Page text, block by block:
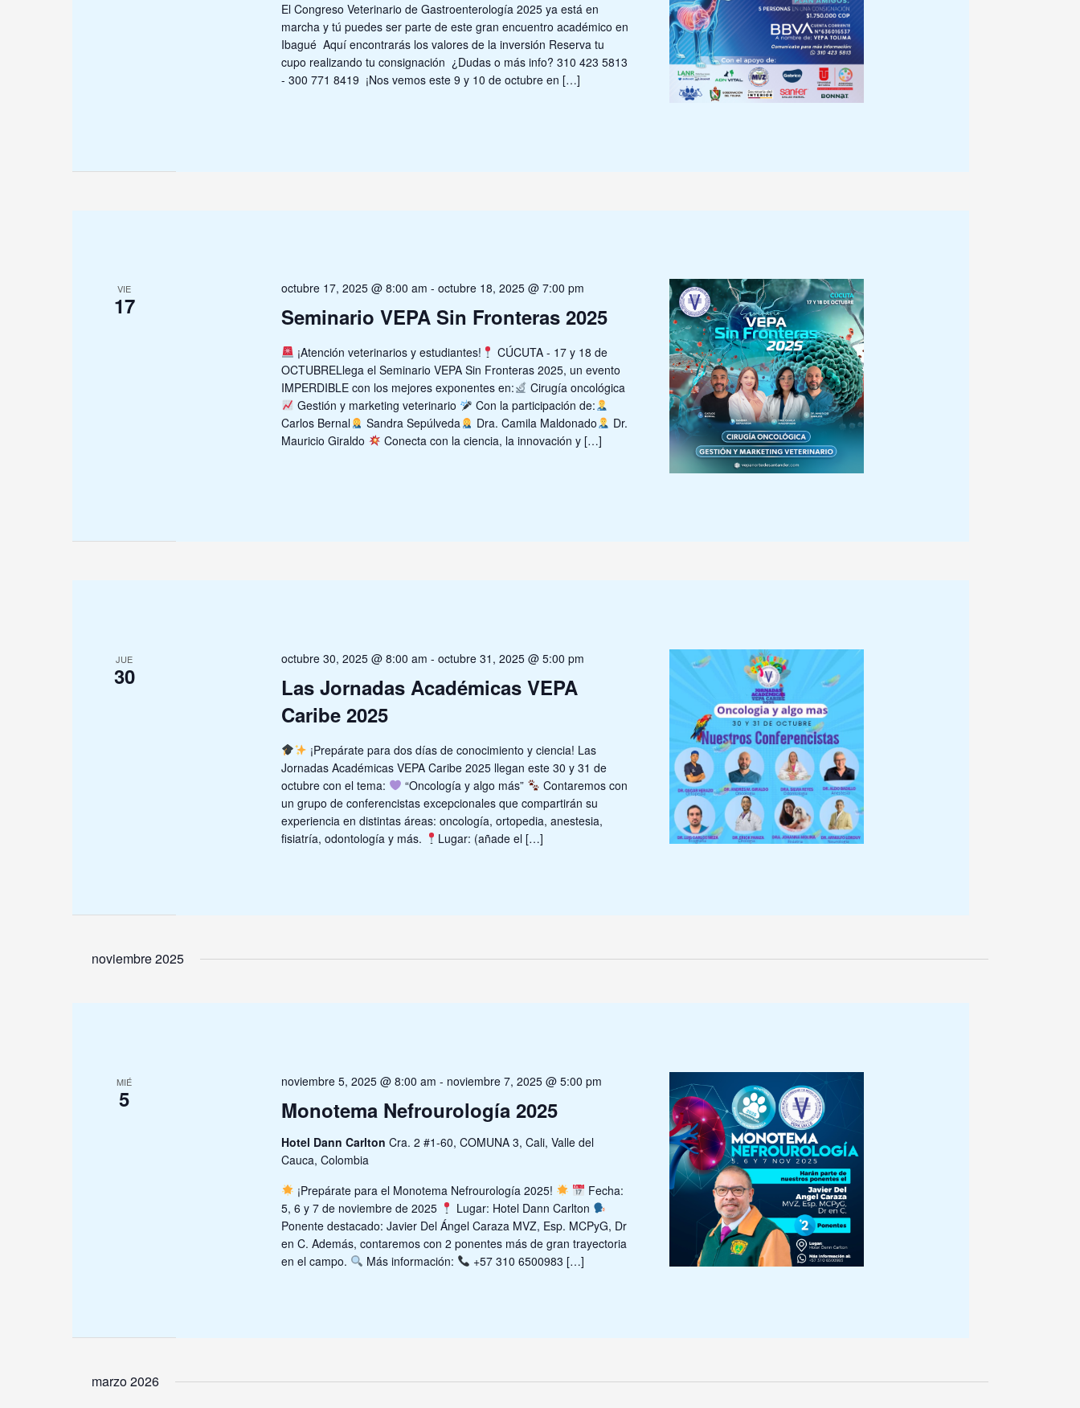
El Congreso Veterinario de Gastroenterología 2025 ya está en
marcha y tú puedes ser parte de este gran encuentro académico en
Ibagué Aquí encontrarás los valores de la inversión Reserva tu
cupo realizando tu consignación ¿Dudas o más info? 310 423 5813
- 300 771 8419 ¡Nos vemos este 9 y 10 de octubre en […]
VIE
17 Seminario VEPA Sin Fronteras 2025
octubre 17, 2025 @ 8:00 am -octubre 18, 2025 @ 7:00 pm
¡Atención veterinarios y estudiantes!
CÚCUTA - 17 y 18 de
OCTUBRELlega el Seminario VEPA Sin Fronteras 2025, un evento
IMPERDIBLE con los mejores exponentes en:
Cirugía oncológica
Gestión y marketing veterinario
Con la participación de:
Carlos Bernal
Sandra Sepúlveda Dra. Camila Maldonado
Dr.
Mauricio Giraldo
Conecta con la ciencia, la innovación y […]
JUE
30
Las Jornadas Académicas VEPA
Caribe 2025
octubre 30, 2025 @ 8:00 am -octubre 31, 2025 @ 5:00 pm
¡Prepárate para dos días de conocimiento y ciencia! Las
Jornadas Académicas VEPA Caribe 2025 llegan este 30 y 31 de
octubre con el tema:
“Oncología y algo más”
Contaremos con
un grupo de conferencistas excepcionales que compartirán su
experiencia en distintas áreas: oncología, ortopedia, anestesia,
fisiatría, odontología y más.
Lugar: (añade el […]
noviembre 2025
MIÉ
5 Monotema Nefrourología 2025
noviembre 5, 2025 @ 8:00 am - noviembre 7, 2025 @ 5:00 pm
Hotel Dann CarltonCra. 2 #1-60, COMUNA 3, Cali, Valle del
Cauca, Colombia
¡Prepárate para el Monotema Nefrourología 2025!
Fecha:
5, 6 y 7 de noviembre de 2025
Lugar: Hotel Dann Carlton
Ponente destacado: Javier Del Ángel Caraza MVZ, Esp. MCPyG, Dr
en C. Además, contaremos con 2 ponentes más de gran trayectoria
en el campo.
Más información: +57 310 6500983 […]
marzo 2026